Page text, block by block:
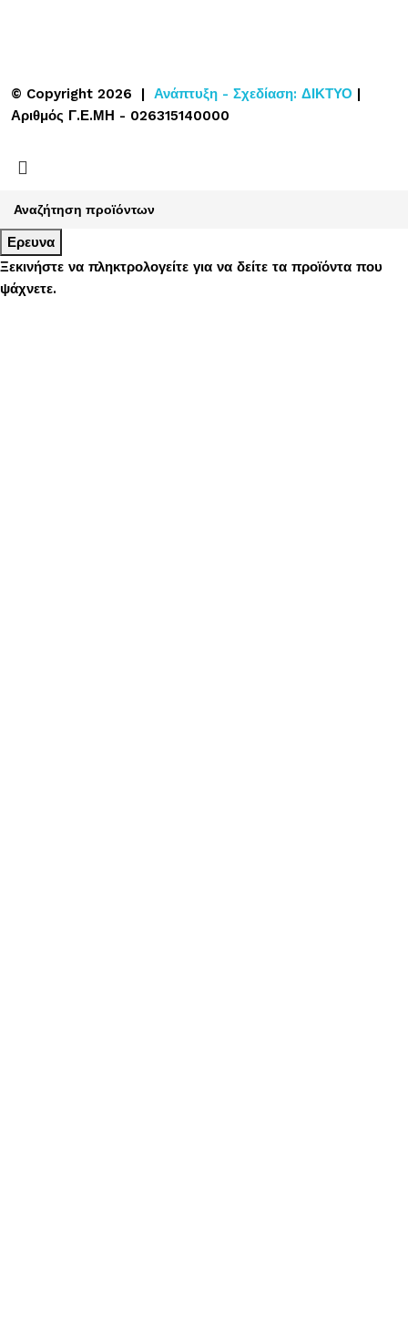
© Copyright 2026 | Ανάπτυξη - Σχεδίαση: ΔΙΚΤΥΟ |
Αριθμός Γ.Ε.ΜΗ - 026315140000
Ερευνα
Ξεκινήστε να πληκτρολογείτε για να δείτε τα προϊόντα που
ψάχνετε.